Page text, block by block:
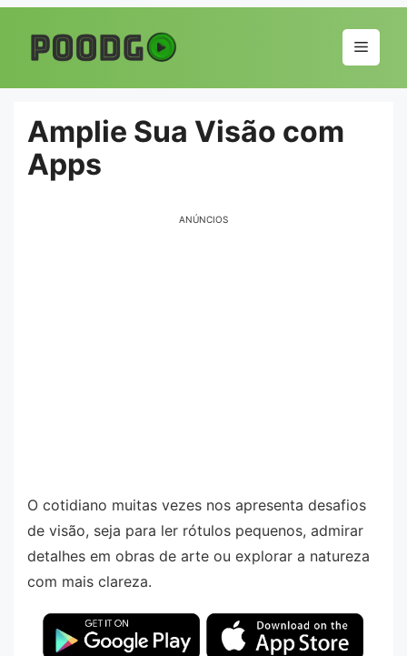
para
conteúdo
Menu
Amplie Sua Visão com
Apps
ANÚNCIOS
O cotidiano muitas vezes nos apresenta desafios
de visão, seja para ler rótulos pequenos, admirar
detalhes em obras de arte ou explorar a natureza
com mais clareza.